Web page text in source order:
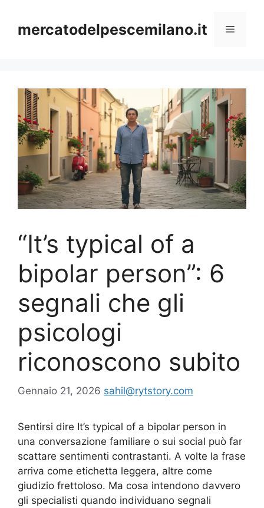
contenuto
mercatodelpescemilano.it Menu
“It’s typical of a
bipolar person”: 6
segnali che gli
psicologi
riconoscono subito
Gennaio 21, 2026 sahil@rytstory.com
Sentirsi dire It’s typical of a bipolar person in
una conversazione familiare o sui social può far
scattare sentimenti contrastanti. A volte la frase
arriva come etichetta leggera, altre come
giudizio frettoloso. Ma cosa intendono davvero
gli specialisti quando individuano segnali